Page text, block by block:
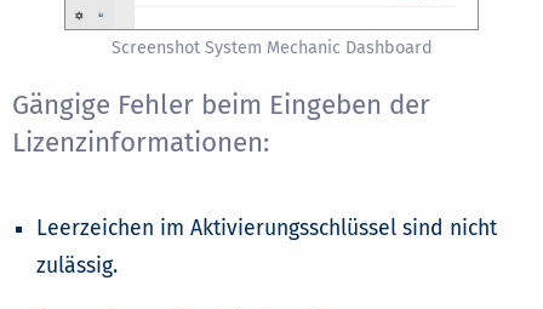
Screenshot System Mechanic Dashboard
Gängige Fehler beim Eingeben der
Lizenzinformationen:
Leerzeichen im Aktivierungsschlüssel sind nicht
zulässig.